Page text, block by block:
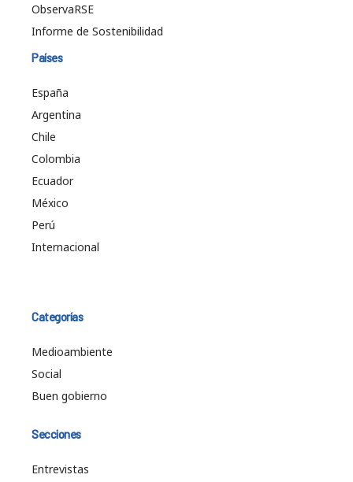
ObservaRSE
Informe de Sostenibilidad
Países
España
Argentina
Chile
Colombia
Ecuador
México
Perú
Internacional
Categorías
Medioambiente
Social
Buen gobierno
Secciones
Entrevistas